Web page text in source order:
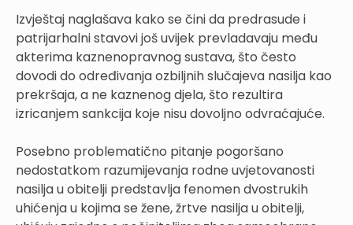
Izvještaj naglašava kako se čini da predrasude i
patrijarhalni stavovi još uvijek prevladavaju među
akterima kaznenopravnog sustava, što često
dovodi do određivanja ozbiljnih slučajeva nasilja kao
prekršaja, a ne kaznenog djela, što rezultira
izricanjem sankcija koje nisu dovoljno odvraćajuće.
Posebno problematično pitanje pogoršano
nedostatkom razumijevanja rodne uvjetovanosti
nasilja u obitelji predstavlja fenomen dvostrukih
uhićenja u kojima se žene, žrtve nasilja u obitelji,